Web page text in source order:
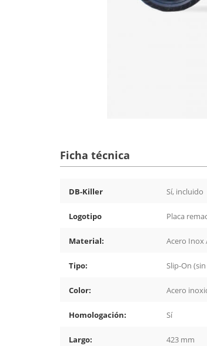
Ficha técnica
DB-Killer Sí, incluido
Logotipo Placa
Material: Acero Inox
Tipo: Slip-On
Color: Acero
Homologación: Sí
Largo: 423 mm